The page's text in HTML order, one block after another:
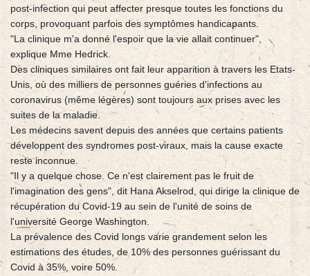
post-infection qui peut affecter presque toutes les fonctions du
corps, provoquant parfois des symptômes handicapants.
"La clinique m'a donné l'espoir que la vie allait continuer",
explique Mme Hedrick.
Des cliniques similaires ont fait leur apparition à travers les Etats-
Unis, où des milliers de personnes guéries d'infections au
coronavirus (même légères) sont toujours aux prises avec les
suites de la maladie.
Les médecins savent depuis des années que certains patients
développent des syndromes post-viraux, mais la cause exacte
reste inconnue.
"Il y a quelque chose. Ce n'est clairement pas le fruit de
l'imagination des gens", dit Hana Akselrod, qui dirige la clinique de
récupération du Covid-19 au sein de l'unité de soins de
l'université George Washington.
La prévalence des Covid longs varie grandement selon les
estimations des études, de 10% des personnes guérissant du
Covid à 35%, voire 50%.